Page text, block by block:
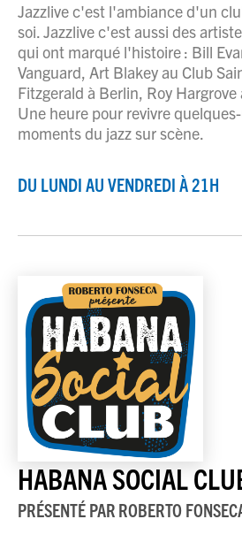
Jazzlive c'est l'ambiance d'un
soi. Jazzlive c'est aussi des
qui ont marqué l'histoire : Bill
Vanguard, Art Blakey au Club
Fitzgerald à Berlin, Roy
Une heure pour revivre
moments du jazz sur scène.
DU LUNDI AU VENDREDI À 21H
HABANA SOCIAL
PRÉSENTÉ PAR ROBERTO